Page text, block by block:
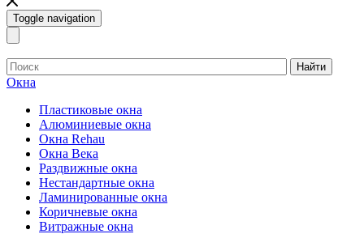
Toggle navigation
Найти
Окна
Пластиковые окна
Алюминиевые окна
Окна Rehau
Окна Века
Раздвижные окна
Нестандартные окна
Ламинированные окна
Коричневые окна
Витражные окна